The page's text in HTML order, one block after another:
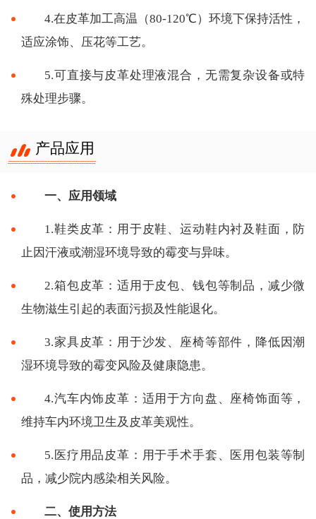
4.在皮革加工高温（80-120℃）环境下保持活性，
适应涂饰、压花等工艺。
5.可直接与皮革处理液混合，无需复杂设备或特
殊处理步骤。
产品应用
一、应用领域
1.鞋类皮革：用于皮鞋、运动鞋内衬及鞋面，防
止因汗液或潮湿环境导致的霉变与异味。
2.箱包皮革：适用于皮包、钱包等制品，减少微
生物滋生引起的表面污损及性能退化。
3.家具皮革：用于沙发、座椅等部件，降低因潮
湿环境导致的霉变风险及健康隐患。
4.汽车内饰皮革：适用于方向盘、座椅饰面等，
维持车内环境卫生及皮革美观性。
5.医疗用品皮革：用于手术手套、医用包装等制
品，减少院内感染相关风险。
二、使用方法